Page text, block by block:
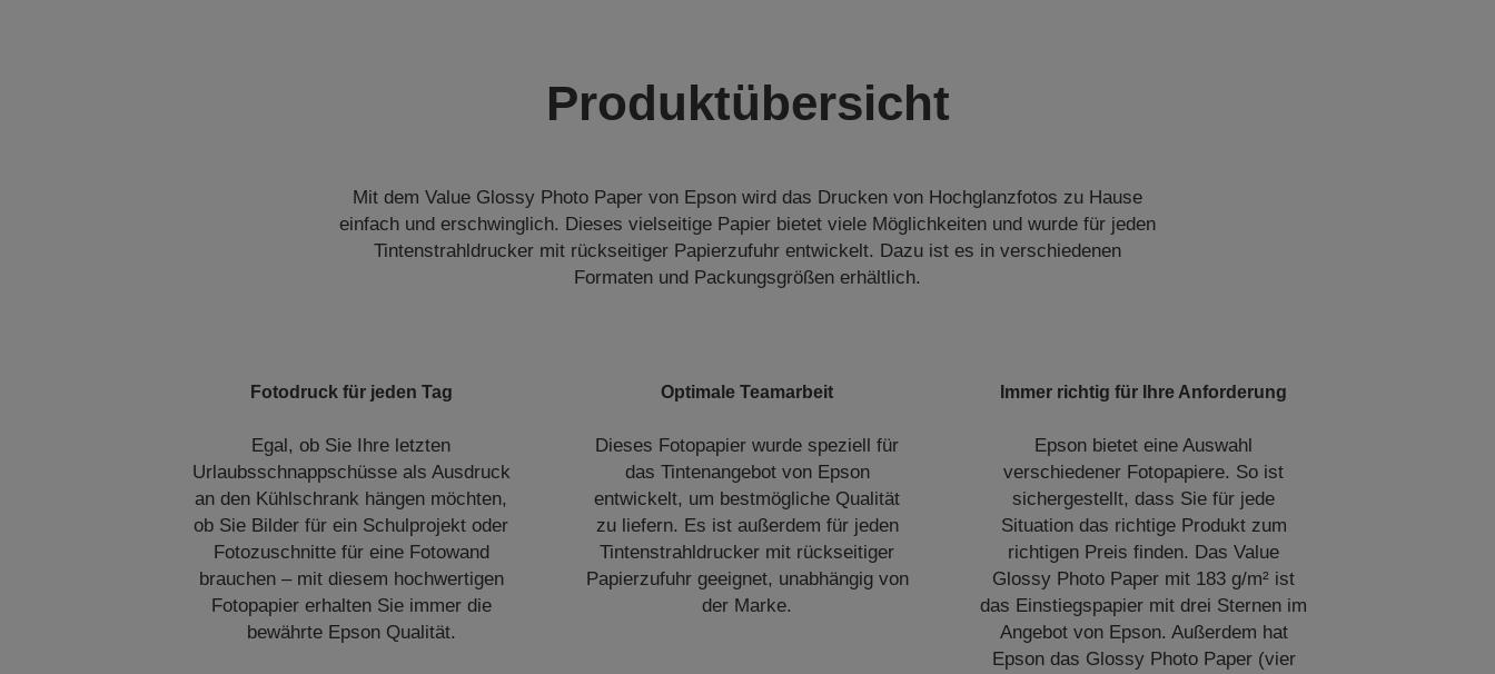
Produktübersicht
Mit dem Value Glossy Photo Paper von Epson wird das Drucken von Hochglanzfotos zu Hause
einfach und erschwinglich. Dieses vielseitige Papier bietet viele Möglichkeiten und wurde für jeden
Tintenstrahldrucker mit rückseitiger Papierzufuhr entwickelt. Dazu ist es in verschiedenen
Formaten und Packungsgrößen erhältlich.
Fotodruck für jeden Tag
Egal, ob Sie Ihre letzten
Urlaubsschnappschüsse als Ausdruck
an den Kühlschrank hängen möchten,
ob Sie Bilder für ein Schulprojekt oder
Fotozuschnitte für eine Fotowand
brauchen – mit diesem hochwertigen
Fotopapier erhalten Sie immer die
bewährte Epson Qualität.
Optimale Teamarbeit
Dieses Fotopapier wurde speziell für
das Tintenangebot von Epson
entwickelt, um bestmögliche Qualität
zu liefern. Es ist außerdem für jeden
Tintenstrahldrucker mit rückseitiger
Papierzufuhr geeignet, unabhängig von
der Marke.
Immer richtig für Ihre Anforderung
Epson bietet eine Auswahl
verschiedener Fotopapiere. So ist
sichergestellt, dass Sie für jede
Situation das richtige Produkt zum
richtigen Preis finden. Das Value
Glossy Photo Paper mit 183 g/m² ist
das Einstiegspapier mit drei Sternen im
Angebot von Epson. Außerdem hat
Epson das Glossy Photo Paper (vier